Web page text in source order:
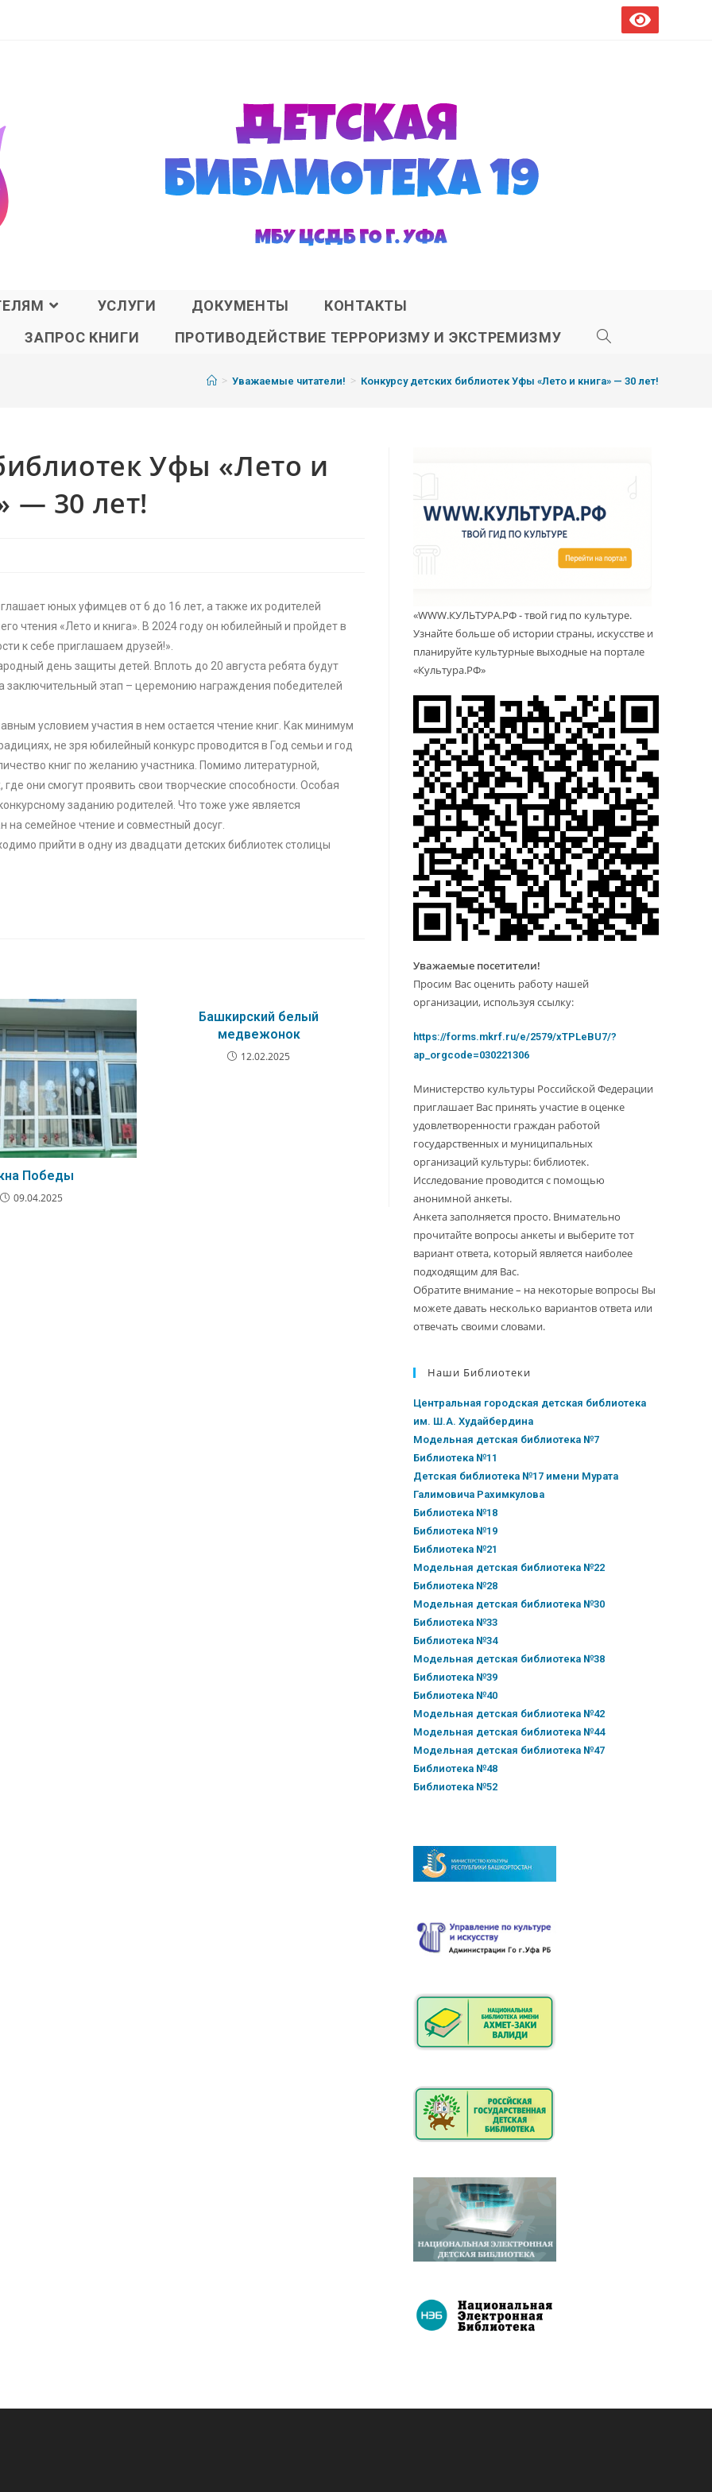
УСЛУГИ ДОКУМЕНТЫ
КОНТАКТЫ
ЗАПРОС КНИГИ
ПРОТИВОДЕЙСТВИЕ ТЕРРОРИЗМУ И ЭКСТРЕМИЗМУ
> Уважаемые читатели! > Конкурсу детских библиотек Уфы «Лето и книга» — 30 лет!
Уфы «Лето и
— 30 лет!
юных уфимцев от 6 до 16 лет, а также их родителей
чтения «Лето и книга». В 2024 году он юбилейный и пройдет в
к себе приглашаем друзей!».
день защиты детей. Вплоть до 20 августа ребята будут
заключительный этап – церемонию награждения победителей
условием участия в нем остается чтение книг. Как минимум
не зря юбилейный конкурс проводится в Год семьи и год
книг по желанию участника. Помимо литературной,
они смогут проявить свои творческие способности. Особая
заданию родителей. Что тоже уже является
на семейное чтение и совместный досуг.
прийти в одну из двадцати детских библиотек столицы
Победы
09.04.2025
Башкирский белый
медвежонок
12.02.2025
«WWW.КУЛЬТУРА.РФ - твой гид по культуре.
Узнайте больше об истории страны, искусстве и
планируйте культурные выходные на портале
«Культура.РФ»
Уважаемые посетители!
Просим Вас оценить работу нашей
организации, используя ссылку:
https://forms.mkrf.ru/e/2579/xTPLeBU7/?
ap_orgcode=030221306
Министерство культуры Российской Федерации
приглашает Вас принять участие в оценке
удовлетворенности граждан работой
государственных и муниципальных
организаций культуры: библиотек.
Исследование проводится с помощью
анонимной анкеты.
Анкета заполняется просто. Внимательно
прочитайте вопросы анкеты и выберите тот
вариант ответа, который является наиболее
подходящим для Вас.
Обратите внимание – на некоторые вопросы Вы
можете давать несколько вариантов ответа или
отвечать своими словами.
Наши Библиотеки
Центральная городская детская библиотека
им. Ш.А. Худайбердина
Модельная детская библиотека №7
Библиотека №11
Детская библиотека №17 имени Мурата
Галимовича Рахимкулова
Библиотека №18
Библиотека №19
Библиотека №21
Модельная детская библиотека №22
Библиотека №28
Модельная детская библиотека №30
Библиотека №33
Библиотека №34
Модельная детская библиотека №38
Библиотека №39
Библиотека №40
Модельная детская библиотека №42
Модельная детская библиотека №44
Модельная детская библиотека №47
Библиотека №48
Библиотека №52